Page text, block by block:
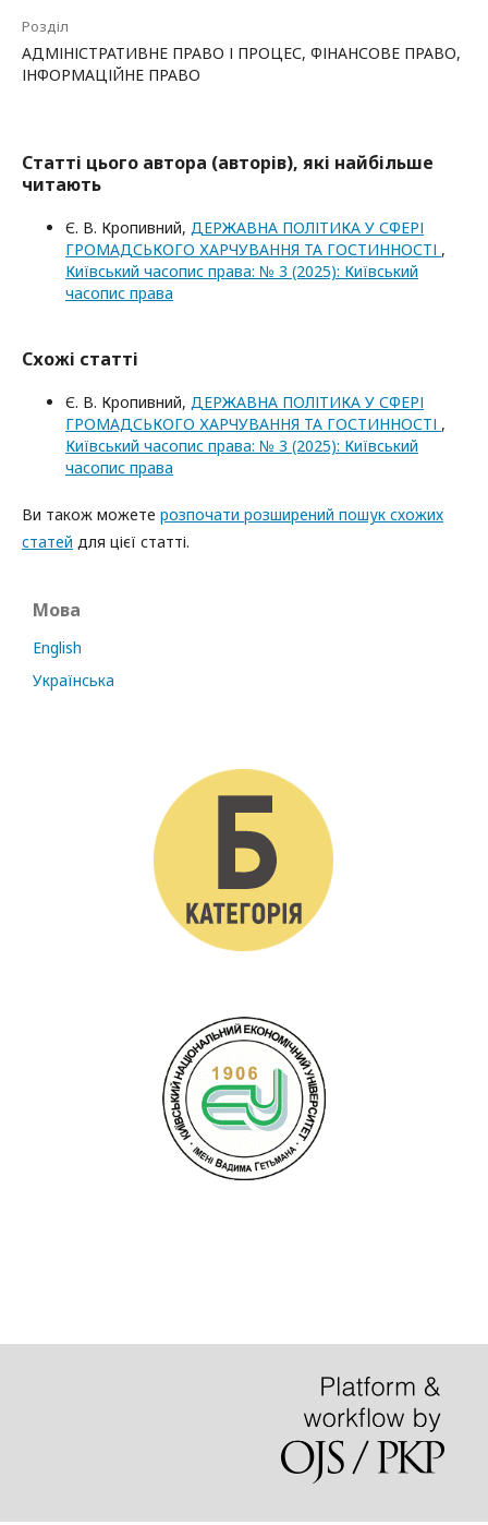
Розділ
АДМІНІСТРАТИВНЕ ПРАВО І ПРОЦЕС, ФІНАНСОВЕ ПРАВО,
ІНФОРМАЦІЙНЕ ПРАВО
Статті цього автора (авторів), які найбільше
читають
Є. В. Кропивний, ДЕРЖАВНА ПОЛІТИКА У СФЕРІ
ГРОМАДСЬКОГО ХАРЧУВАННЯ ТА ГОСТИННОСТІ ,
Київський часопис права: № 3 (2025): Київський
часопис права
Схожі статті
Є. В. Кропивний, ДЕРЖАВНА ПОЛІТИКА У СФЕРІ
ГРОМАДСЬКОГО ХАРЧУВАННЯ ТА ГОСТИННОСТІ ,
Київський часопис права: № 3 (2025): Київський
часопис права
Ви також можете розпочати розширений пошук схожих
статей для цієї статті.
Мова
English
Українська